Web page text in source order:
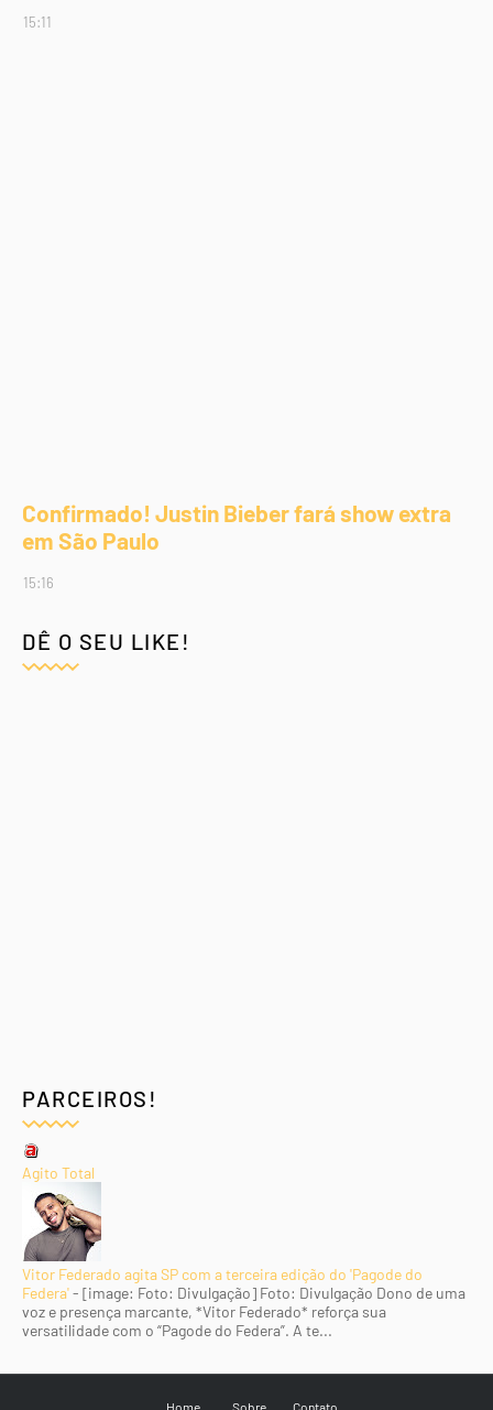
15:11
Confirmado! Justin Bieber fará show extra
em São Paulo
15:16
DÊ O SEU LIKE!
PARCEIROS!
Agito Total
Vitor Federado agita SP com a terceira edição do 'Pagode do
Federa'- [image: Foto: Divulgação] Foto: Divulgação Dono de uma
voz e presença marcante, *Vitor Federado* reforça sua
versatilidade com o “Pagode do Federa”. A te...
Home Sobre Contato